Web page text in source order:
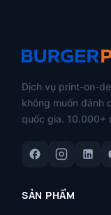
Dịch vụ print-on-
không muốn đánh
quốc gia. 10.000+
SẢN PHẨM